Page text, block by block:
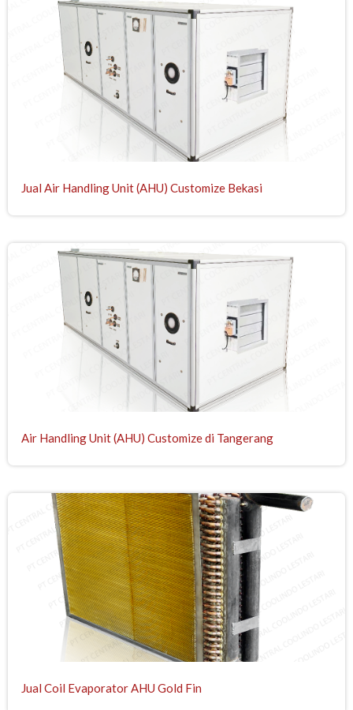
Jual Air Handling Unit (AHU) Customize Bekasi
Air Handling Unit (AHU) Customize di Tangerang
Jual Coil Evaporator AHU Gold Fin